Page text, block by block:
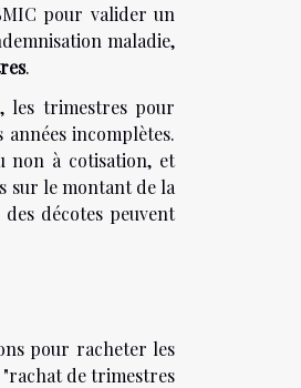
pour valider un
maladie,
.
les trimestres pour
incomplètes.
non à cotisation, et
sur le montant de la
décotes peuvent
pour racheter les
"rachat de trimestres